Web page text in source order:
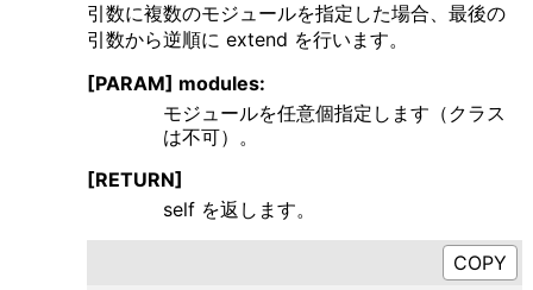
引数に複数のモジュールを指定した場合、最後の
引数から逆順に extend を行います。
[PARAM] modules:
モジュールを任意個指定します（クラス
は不可）。
[RETURN]
self を返します。